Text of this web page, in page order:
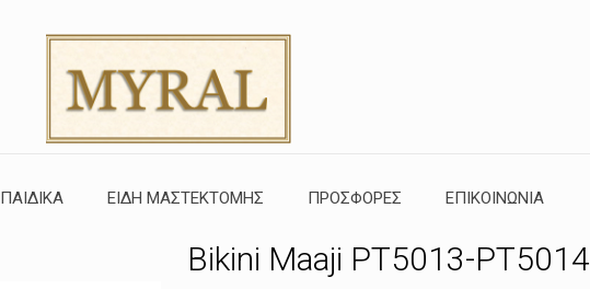
ΠΑΙΔΙΚΑ ΕΙΔΗ ΜΑΣΤΕΚΤΟΜΗΣ ΠΡΟΣΦΟΡΕΣ ΕΠΙΚΟΙΝΩΝΙΑ
Bikini Maaji PT5013-PT5014